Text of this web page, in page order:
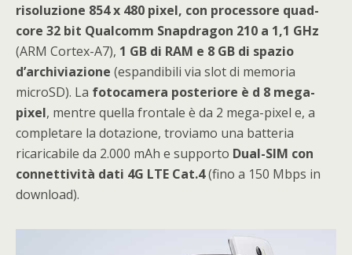
risoluzione 854 x 480 pixel, con processore quad-
core 32 bit Qualcomm Snapdragon 210 a 1,1 GHz
(ARM Cortex-A7), 1 GB di RAM e 8 GB di spazio
d’archiviazione (espandibili via slot di memoria
microSD). La fotocamera posteriore è d 8 mega-
pixel, mentre quella frontale è da 2 mega-pixel e, a
completare la dotazione, troviamo una batteria
ricaricabile da 2.000 mAh e supporto Dual-SIM con
connettività dati 4G LTE Cat.4(fino a 150 Mbps in
download).